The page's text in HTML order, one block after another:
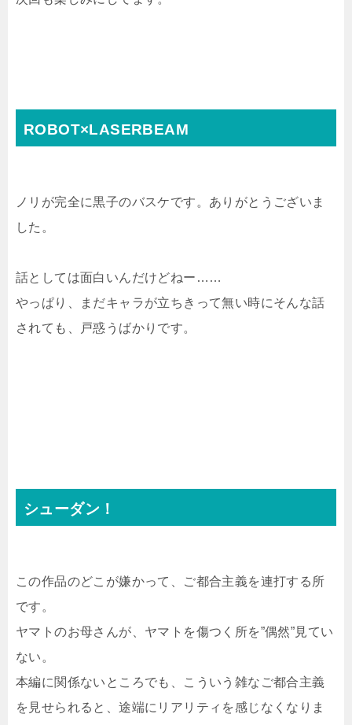
ROBOT×LASERBEAM
ノリが完全に黒子のバスケです。ありがとうございま
した。
話としては面白いんだけどねー……
やっぱり、まだキャラが立ちきって無い時にそんな話
されても、戸惑うばかりです。
シューダン！
この作品のどこが嫌かって、ご都合主義を連打する所
です。
ヤマトのお母さんが、ヤマトを傷つく所を”偶然”見てい
ない。
本編に関係ないところでも、こういう雑なご都合主義
を見せられると、途端にリアリティを感じなくなりま